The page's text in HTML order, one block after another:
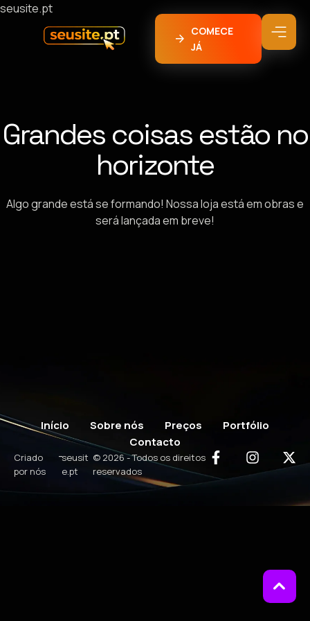
seusite.pt
COMECE
JÁ
Grandes coisas estão no
horizonte
Algo grande está se formando! Nossa loja está em obras e
será lançada em breve!
Início Sobre nós Preços
Portfólio
Contacto
Criado
por nós
-seusit
e.pt
© 2026 - Todos os direitos
reservados